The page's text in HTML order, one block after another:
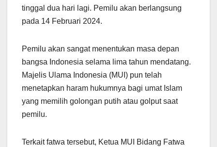
tinggal dua hari lagi. Pemilu akan berlangsung
pada 14 Februari 2024.
Pemilu akan sangat menentukan masa depan
bangsa Indonesia selama lima tahun mendatang.
Majelis Ulama Indonesia (MUI) pun telah
menetapkan haram hukumnya bagi umat Islam
yang memilih golongan putih atau golput saat
pemilu.
Terkait fatwa tersebut, Ketua MUI Bidang Fatwa